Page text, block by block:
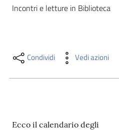
contenuti
Incontri e letture in Biblioteca
Condividi Vedi azioni
Ecco il calendario degli